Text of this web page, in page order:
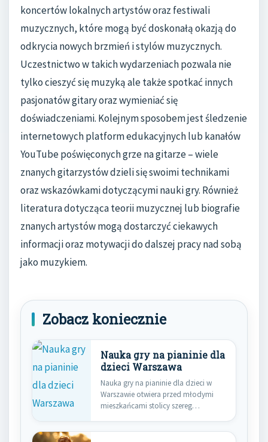
koncertów lokalnych artystów oraz festiwali
muzycznych, które mogą być doskonałą okazją do
odkrycia nowych brzmień i stylów muzycznych.
Uczestnictwo w takich wydarzeniach pozwala nie
tylko cieszyć się muzyką ale także spotkać innych
pasjonatów gitary oraz wymieniać się
doświadczeniami. Kolejnym sposobem jest śledzenie
internetowych platform edukacyjnych lub kanałów
YouTube poświęconych grze na gitarze – wiele
znanych gitarzystów dzieli się swoimi technikami
oraz wskazówkami dotyczącymi nauki gry. Również
literatura dotycząca teorii muzycznej lub biografie
znanych artystów mogą dostarczyć ciekawych
informacji oraz motywacji do dalszej pracy nad sobą
jako muzykiem.
Zobacz koniecznie
Nauka gry na pianinie dla
dzieci Warszawa
Nauka gry na pianinie dla dzieci w
Warszawie otwiera przed młodymi
mieszkańcami stolicy szereg